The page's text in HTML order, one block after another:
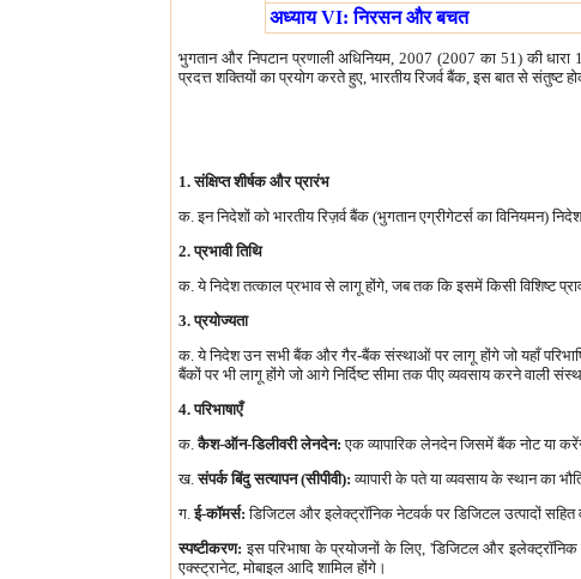
अध्याय VI: निरसन और बचत
भुगतान और निपटान प्रणाली अधिनियम, 2007 (2007 का 51) की
प्रदत्त शक्तियों का प्रयोग करते हुए, भारतीय रिजर्व बैंक, इस बात से संतुष्ट
1. संक्षिप्त शीर्षक और प्रारंभ
क. इन निदेशों को भारतीय रिज़र्व बैंक (भुगतान एग्रीगेटर्स का विनियमन)
2. प्रभावी तिथि
क. ये निदेश तत्काल प्रभाव से लागू होंगे, जब तक कि इसमें किसी विशिष्ट
3. प्रयोज्यता
क. ये निदेश उन सभी बैंक और गैर-बैंक संस्थाओं पर लागू होंगे जो यहाँ
बैंकों पर भी लागू होंगे जो आगे निर्दिष्ट सीमा तक पीए व्यवसाय करने वाली
4. परिभाषाएँ
क.कैश-ऑन-डिलीवरी लेनदेन: एक व्यापारिक लेनदेन जिसमें बैंक नोट या
ख.संपर्क बिंदु सत्यापन (सीपीवी): व्यापारी के पते या व्यवसाय के स्थान का
ग.ई-कॉमर्स: डिजिटल और इलेक्ट्रॉनिक नेटवर्क पर डिजिटल उत्पादों
स्पष्टीकरण: इस परिभाषा के प्रयोजनों के लिए, 'डिजिटल और
एक्स्ट्रानेट, मोबाइल आदि शामिल होंगे।